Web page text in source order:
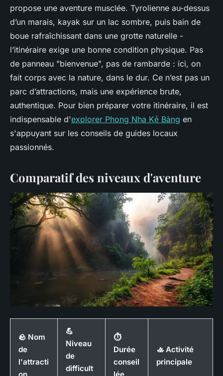
propose une aventure musclée. Tyrolienne au-dessus
d’un marais, kayak sur un lac sombre, puis bain de
boue rafraîchissant dans une grotte naturelle -
l’itinéraire exige une bonne condition physique. Pas
de panneau "bienvenue", pas de rambarde : ici, on
fait corps avec la nature, dans le dur. Ce n’est pas un
parc d’attractions, mais une expérience brute,
authentique. Pour bien préparer votre itinéraire, il est
indispensable d'explorer Phong Nha Kẻ Bàng en
s'appuyant sur les conseils de guides locaux
passionnés.
Comparatif des niveaux d'aventure
🪨 Nom
de
l'attracti
💪
Niveau
de
difficult
⏱️
Durée
conseil
🚣 Activité
principale